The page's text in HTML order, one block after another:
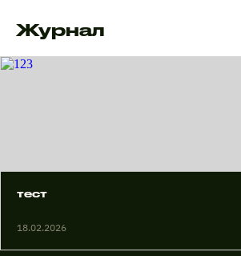
Журнал
тест
18.02.2026